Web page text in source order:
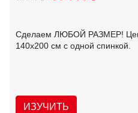
Сделаем ЛЮБОЙ РАЗМЕР!
140х200 см с одной спинкой.
ИЗУЧИТЬ